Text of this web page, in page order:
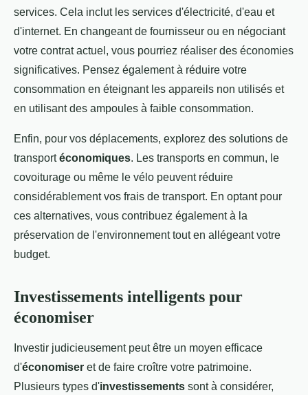
services. Cela inclut les services d'électricité, d'eau et
d'internet. En changeant de fournisseur ou en négociant
votre contrat actuel, vous pourriez réaliser des économies
significatives. Pensez également à réduire votre
consommation en éteignant les appareils non utilisés et
en utilisant des ampoules à faible consommation.
Enfin, pour vos déplacements, explorez des solutions de
transportéconomiques. Les transports en commun, le
covoiturage ou même le vélo peuvent réduire
considérablement vos frais de transport. En optant pour
ces alternatives, vous contribuez également à la
préservation de l'environnement tout en allégeant votre
budget.
Investissements intelligents pour
économiser
Investir judicieusement peut être un moyen efficace
d'économiser et de faire croître votre patrimoine.
Plusieurs types d'investissements sont à considérer,